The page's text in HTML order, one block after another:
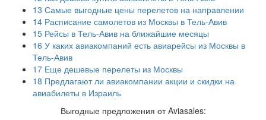
13 Самые выгодные цены перелетов на направлении
14 Расписание самолетов из Москвы в Тель-Авив
15 Рейсы в Тель-Авив на ближайшие месяцы
16 У каких авиакомпаний есть авиарейсы из Москвы в
Тель-Авив
17 Еще дешевые перелеты из Москвы
18 Предлагают ли авиакомпании акции и скидки на
авиабилеты в Израиль
Выгодные предложения от Aviasales: